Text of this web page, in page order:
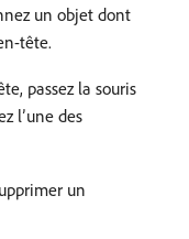
un objet dont
tête.
passez la souris
l’une des
un